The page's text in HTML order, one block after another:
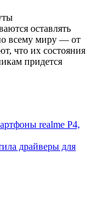
оставлять
всему миру — от
что их состояния
придется
realme P4,
драйверы для